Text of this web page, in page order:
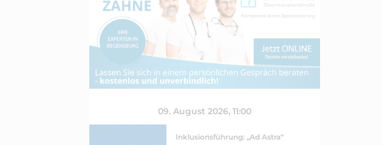
09. August 2026, 11:00
Inklusionsführung: „Ad Astra“